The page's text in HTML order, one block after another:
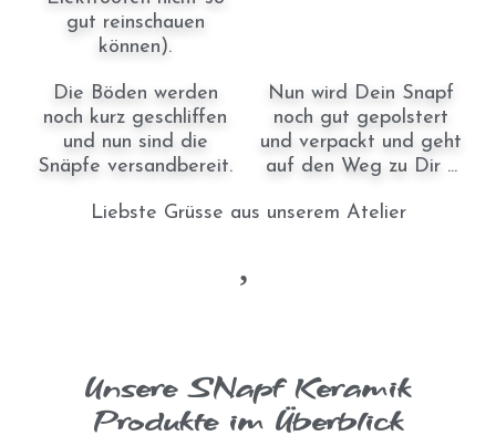
gut reinschauen
können).
Die Böden werden
noch kurz geschliffen
und nun sind die
Snäpfe versandbereit.
Nun wird Dein Snapf
noch gut gepolstert
und verpackt und geht
auf den Weg zu Dir ...
Liebste Grüsse aus unserem Atelier
Unsere SNapf Keramik
Produkte im Überblick